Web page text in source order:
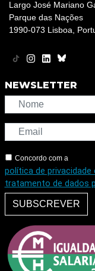
Largo José Mariano
Parque das Nações
1990-073 Lisboa,
NEWSLETTER
Concordo com a
política de privacidade
tratamento de dados
SUBSCREVER